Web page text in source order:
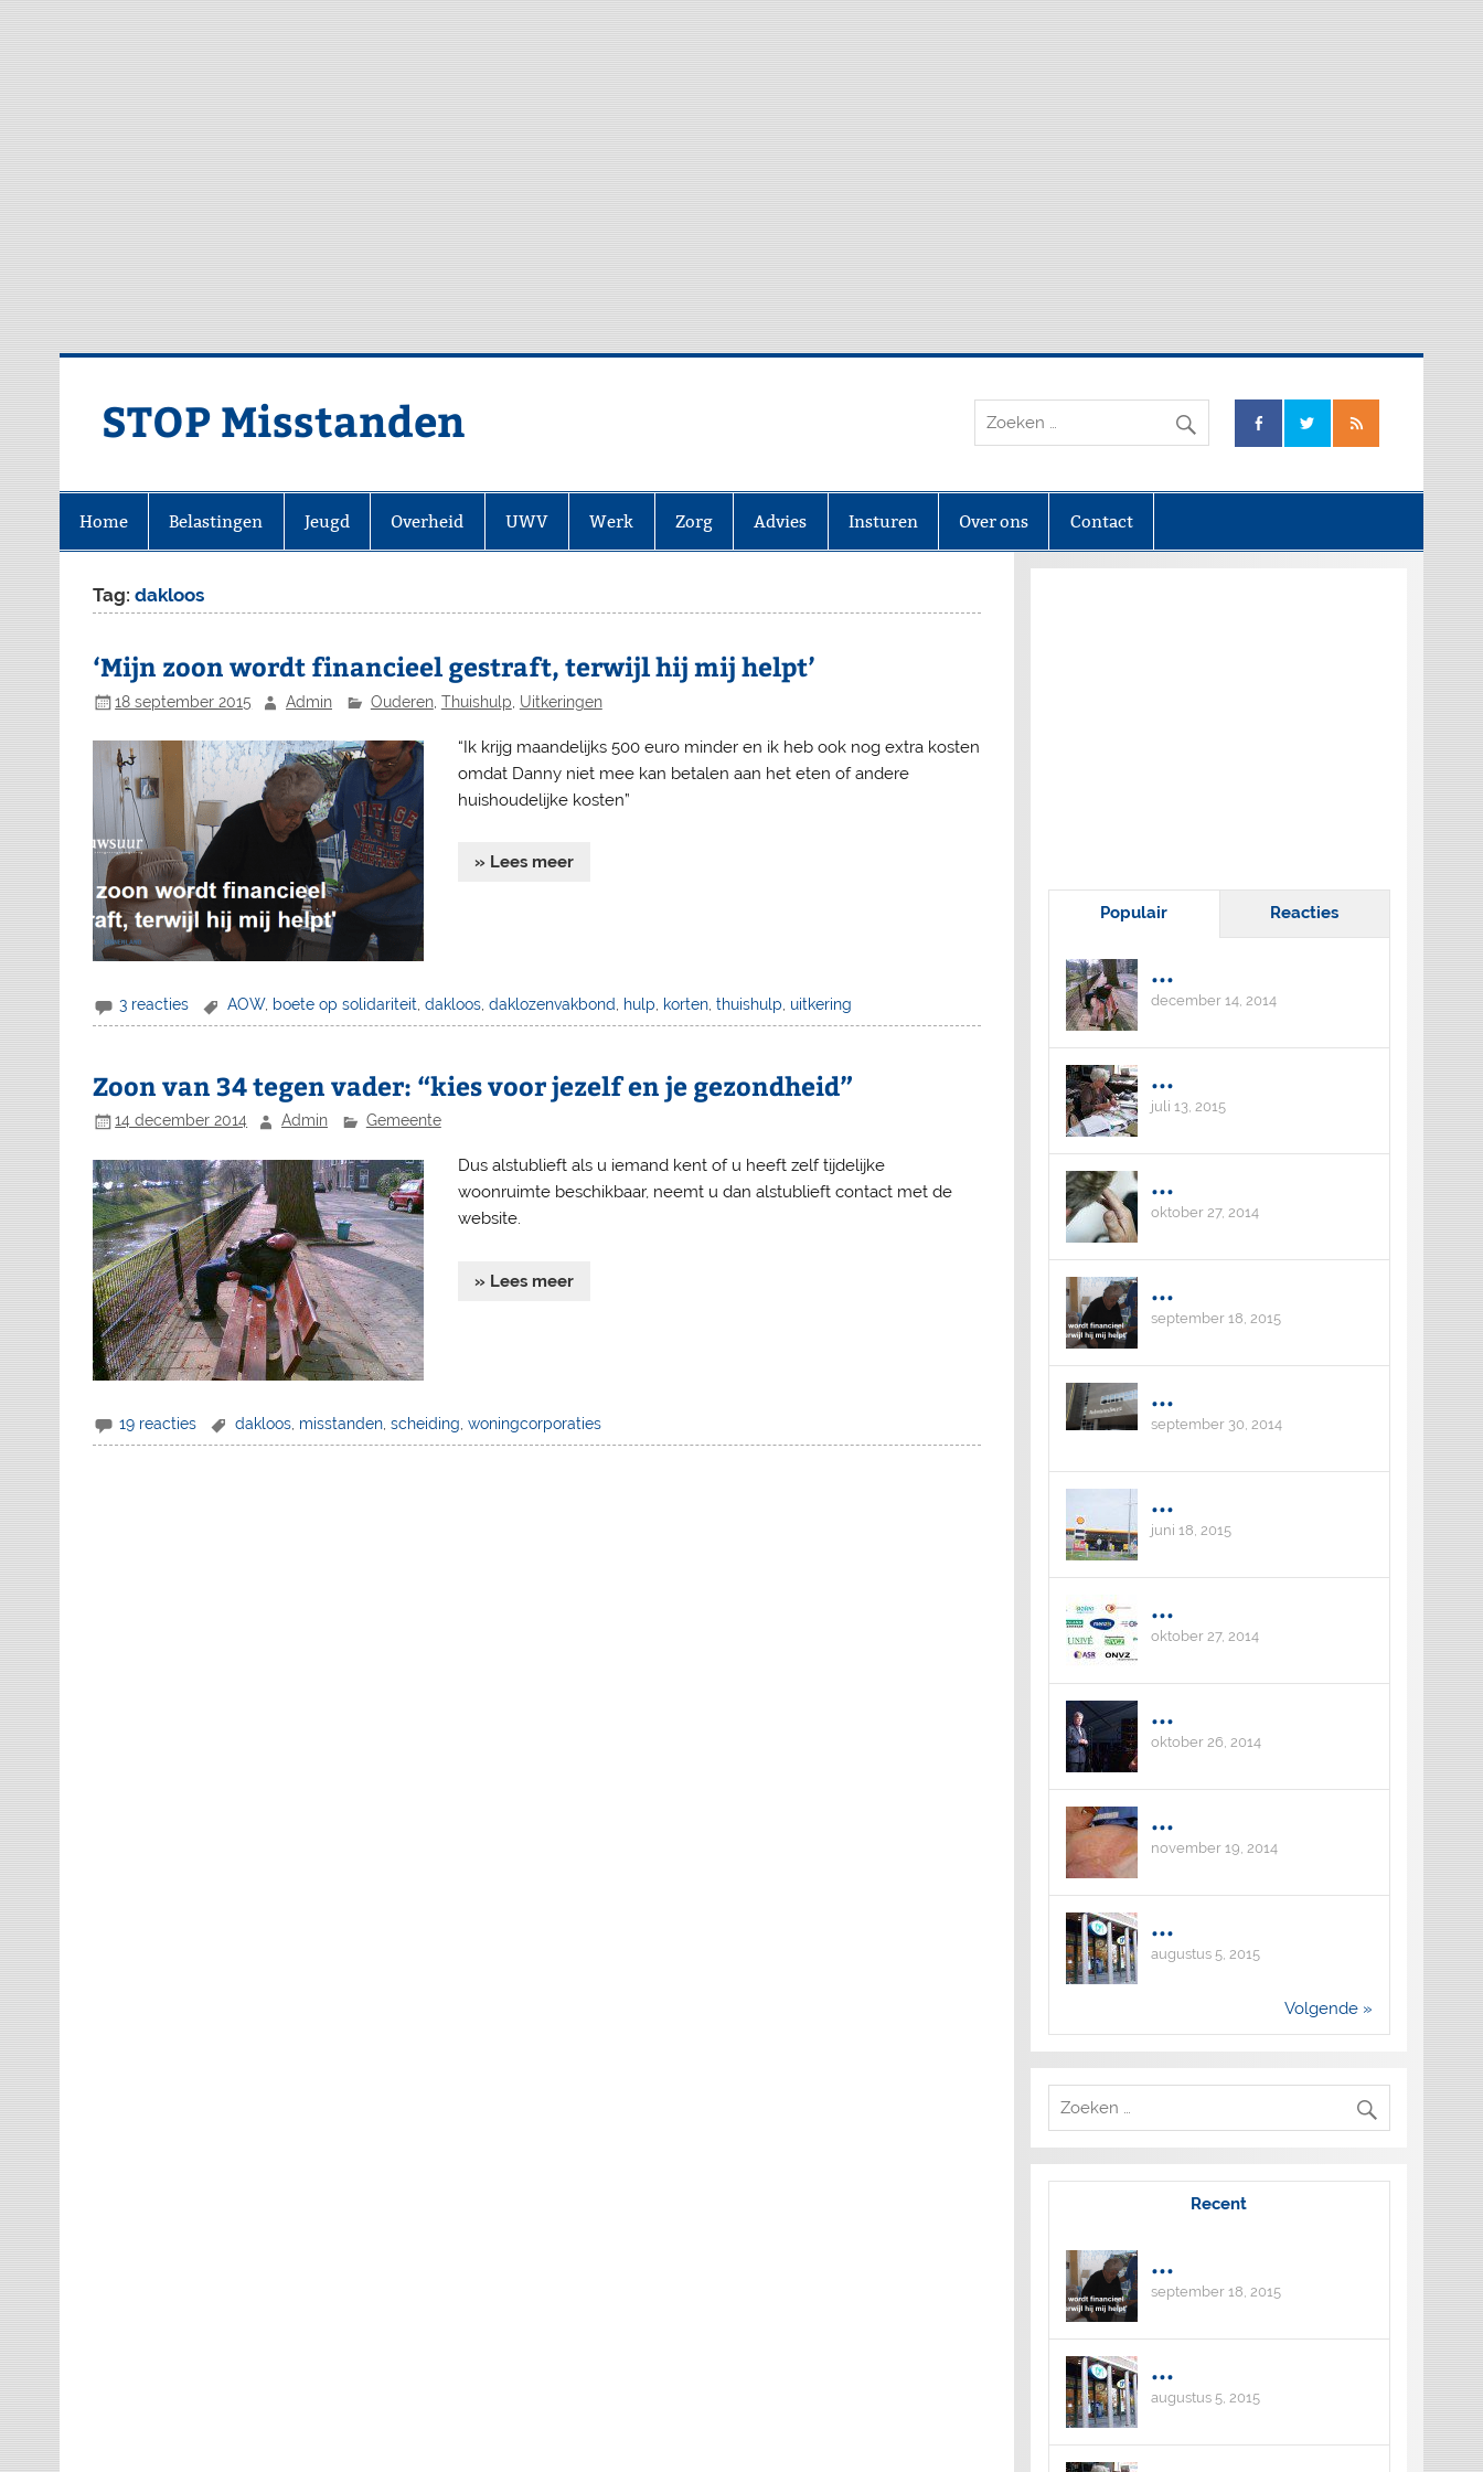
STOP Misstanden
Home Belastingen Jeugd Overheid UWV Werk Zorg Advies Insturen Over ons Contact
Tag:dakloos
‘Mijn zoon wordt financieel gestraft, terwijl hij mij helpt’
18 september 2015 Admin Ouderen, Thuishulp Uitkeringen
“Ik krijg maandelijks 500 euro minder en ik heb ook nog extra kosten
omdat Danny niet mee kan betalen aan het eten of andere
huishoudelijke kosten”
» Lees meer
3 reacties AOW, boete op solidariteit, dakloos, daklozenvakbond, hulp, korten, thuishulp, uitkering
Zoon van 34 tegen vader: “kies voor jezelf en je gezondheid”
14 december 2014 Admin Gemeente
Dus alstublieft als u iemand kent of u heeft zelf tijdelijke
woonruimte beschikbaar, neemt u dan alstublieft contact met de
website.
» Lees meer
19 reacties dakloos, misstanden, scheiding woningcorporaties
Populair Reacties
...
december 14, 2014
...
juli 13, 2015
...
oktober 27, 2014
...
september 18, 2015
...
september 30, 2014
...
juni 18, 2015
...
oktober 27, 2014
...
oktober 26, 2014
...
november 19, 2014
...
augustus 5, 2015
Volgende »
Recent
...
september 18, 2015
...
augustus 5, 2015